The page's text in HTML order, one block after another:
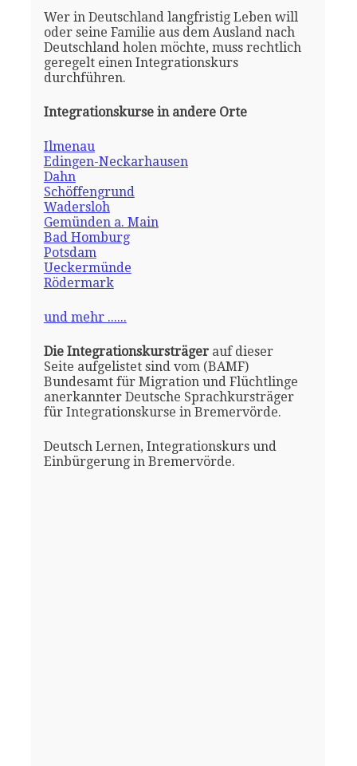
Wer in Deutschland langfristig Leben will
oder seine Familie aus dem Ausland nach
Deutschland holen möchte, muss rechtlich
geregelt einen Integrationskurs
durchführen.
Integrationskurse in andere Orte
Ilmenau
Edingen-Neckarhausen
Dahn
Schöffengrund
Wadersloh
Gemünden a. Main
Bad Homburg
Potsdam
Ueckermünde
Rödermark
und mehr ......
Die Integrationskursträgerauf dieser
Seite aufgelistet sind vom (BAMF)
Bundesamt für Migration und Flüchtlinge
anerkannter Deutsche Sprachkursträger
für Integrationskurse in Bremervörde.
Deutsch Lernen, Integrationskurs und
Einbürgerung in Bremervörde.